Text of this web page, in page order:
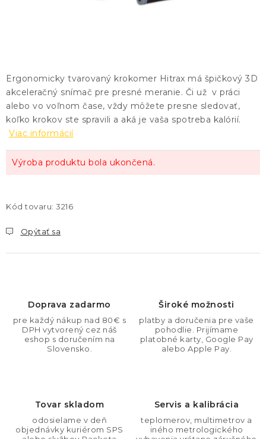
Ergonomicky tvarovaný krokomer Hitrax má špičkový 3D
akceleračný snímač pre presné meranie. Či už v práci
alebo vo voľnom čase, vždy môžete presne sledovať,
koľko krokov ste spravili a aká je vaša spotreba kalórií.
Viac informácií
Výroba produktu bola ukončená.
Kód tovaru: 3216
Opýtať sa
Doprava zadarmo
pre každý nákup nad 80€ s
DPH vytvorený cez náš
eshop s doručením na
Slovensko.
Široké možnosti
platby a doručenia pre vaše
pohodlie. Prijímame
platobné karty, Google Pay
alebo Apple Pay.
Tovar skladom
odosielame v deň
objednávky kuriérom SPS
Servis a kalibrácia
teplomerov, multimetrov a
iného metrologického